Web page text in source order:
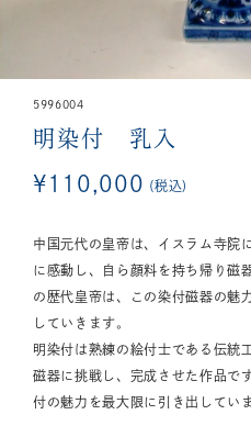
5996004
明染付 乳入
¥ 110,000 税込
中国元代の皇帝は、イスラム寺院
に感動し、自ら顔料を持ち帰り磁
の歴代皇帝は、この染付磁器の魅
していきます。
明染付は熟練の絵付士である伝統
磁器に挑戦し、完成させた作品で
付の魅力を最大限に引き出してい